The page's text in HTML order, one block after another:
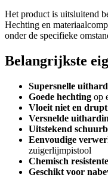
Het product is uitsluitend
Hechting en
onder de specifieke
Belangrijkste
Supersnelle
Goede hechting op
Vloeit niet en
Versnelde
Uitstekend
Eenvoudige
zuigerlijmpistool
Chemisch
Geschikt voor